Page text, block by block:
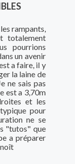
rampants,
totalement
pourrions
un avenir
a faire, il y
la laine de
ne sais pas
est a 3,70m
et les
pour
ne se
"tutos" que
a préparer